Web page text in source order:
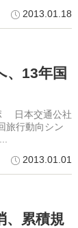
2013.01.18
、13年国
日本交通公社
旅行動向シン
2013.01.01
、累積規